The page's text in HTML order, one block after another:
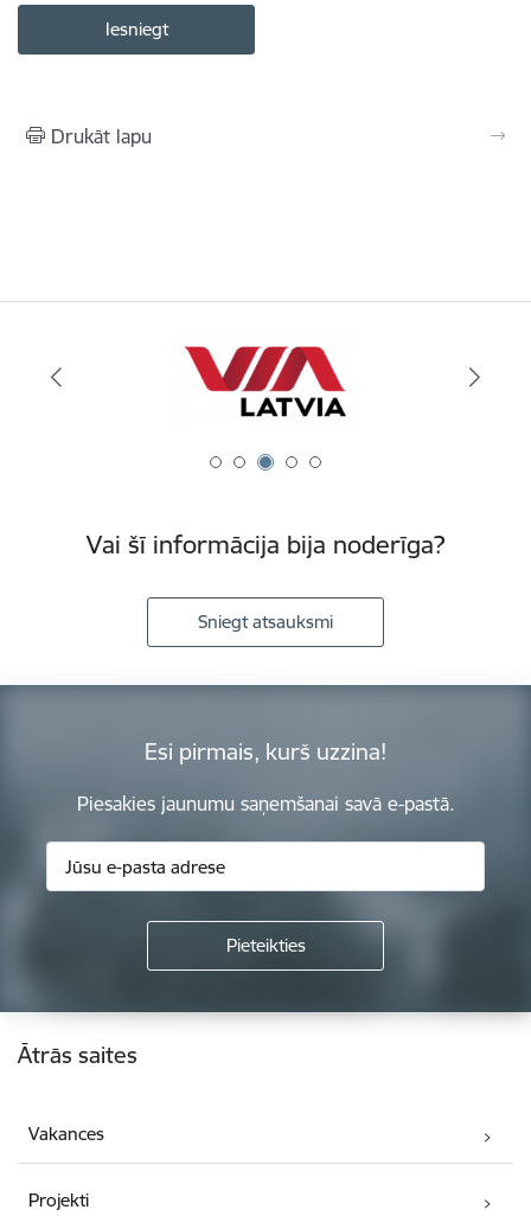
Drukāt lapu
Vai šī informācija bija noderīga?
Sniegt atsauksmi
Esi pirmais, kurš uzzina!
Piesakies jaunumu saņemšanai savā e-pastā.
Kājene
Ātrās saites
Vakances
Projekti